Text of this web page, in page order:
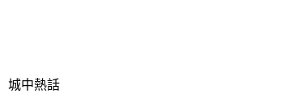
城中熱話